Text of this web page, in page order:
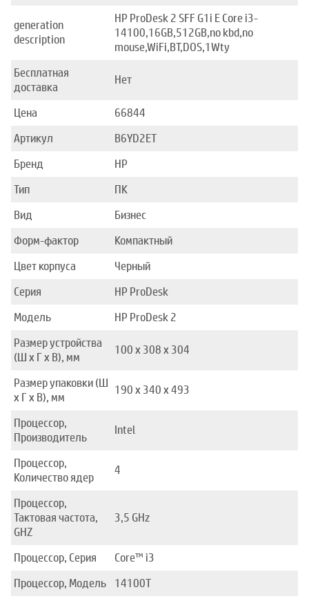
generation
description
HP ProDesk 2 SFF G1i E Core i3-
14100,16GB,512GB,no kbd,no
mouse,WiFi,BT,DOS,1Wty
Бесплатная
доставка
Нет
Цена
66844
Артикул
B6YD2ET
Бренд
HP
Тип
ПК
Вид
Бизнес
Форм-фактор
Компактный
Цвет корпуса
Черный
Серия
HP ProDesk
Модель
HP ProDesk 2
Размер устройства
(Ш x Г x В), мм
100 x 308 x 304
Размер упаковки (Ш
x Г x В), мм
190 x 340 x 493
Процессор,
Производитель
Intel
Процессор,
Количество ядер
4
Процессор,
Тактовая частота,
GHZ
3,5 GHz
Процессор, Серия
Core™ i3
Процессор, Модель
14100T